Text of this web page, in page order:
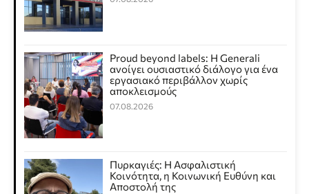
Proud beyond labels: Η Generali
ανοίγει ουσιαστικό διάλογο για ένα
εργασιακό περιβάλλον χωρίς
αποκλεισμούς
07.08.2026
Πυρκαγιές: Η Ασφαλιστική
Κοινότητα, η Κοινωνική Ευθύνη και
Αποστολή της